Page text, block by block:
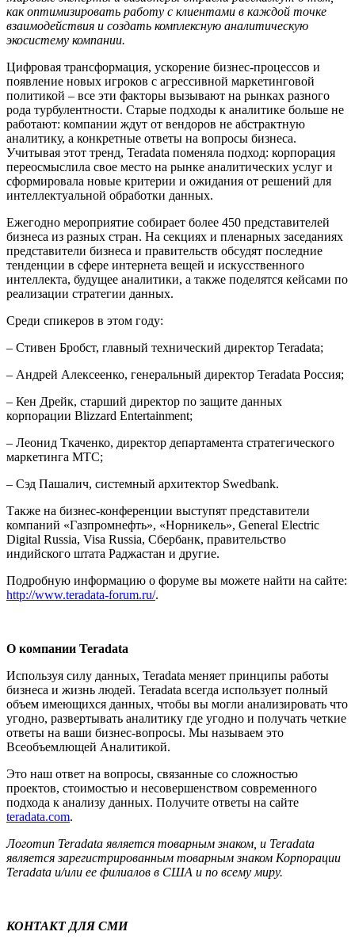
как оптимизировать работу с клиентами в каждой точке
взаимодействия и создать комплексную аналитическую
экосистему компании.
Цифровая трансформация, ускорение бизнес-процессов и
появление новых игроков с агрессивной маркетинговой
политикой – все эти факторы вызывают на рынках разного
рода турбулентности. Старые подходы к аналитике больше не
работают: компании ждут от вендоров не абстрактную
аналитику, а конкретные ответы на вопросы бизнеса.
Учитывая этот тренд, Teradata поменяла подход: корпорация
переосмыслила свое место на рынке аналитических услуг и
сформировала новые критерии и ожидания от решений для
интеллектуальной обработки данных.
Ежегодно мероприятие собирает более 450 представителей
бизнеса из разных стран. На секциях и пленарных заседаниях
представители бизнеса и правительств обсудят последние
тенденции в сфере интернета вещей и искусственного
интеллекта, будущее аналитики, а также поделятся кейсами по
реализации стратегии данных.
Среди спикеров в этом году:
– Стивен Бробст, главный технический директор Teradata;
– Андрей Алексеенко, генеральный директор Teradata Россия;
– Кен Дрейк, старший директор по защите данных
корпорации Blizzard Entertainment;
– Леонид Ткаченко, директор департамента стратегического
маркетинга МТС;
– Сэд Пашалич, системный архитектор Swedbank.
Также на бизнес-конференции выступят представители
компаний «Газпромнефть», «Норникель», General Electric
Digital Russia, Visa Russia, Сбербанк, правительство
индийского штата Раджастан и другие.
Подробную информацию о форуме вы можете найти на сайте:
http://www.teradata-forum.ru/.
О компании Teradata
Используя силу данных, Teradata меняет принципы работы
бизнеса и жизнь людей. Teradata всегда использует полный
объем имеющихся данных, чтобы вы могли анализировать что
угодно, развертывать аналитику где угодно и получать четкие
ответы на ваши бизнес-вопросы. Мы называем это
Всеобъемлющей Аналитикой.
Это наш ответ на вопросы, связанные со сложностью
проектов, стоимостью и несовершенством современного
подхода к анализу данных. Получите ответы на сайте
teradata.com.
Логотип Teradata является товарным знаком, и Teradata
является зарегистрированным товарным знаком Корпорации
Teradata и/или ее филиалов в США и по всему миру.
КОНТАКТ ДЛЯ СМИ